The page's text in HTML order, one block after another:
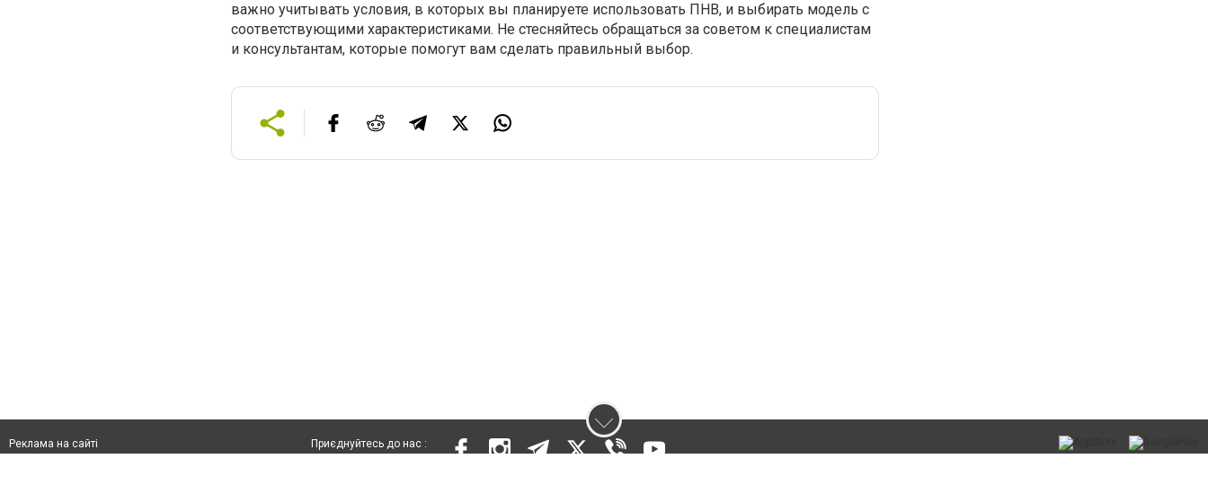
важно учитывать условия, в которых вы планируете использовать ПНВ, и выбирать модель с
соответствующими характеристиками. Не стесняйтесь обращаться за советом к специалистам
и консультантам, которые помогут вам сделать правильный выбор.
Реклама на сайті
Приєднуйтесь до нас :